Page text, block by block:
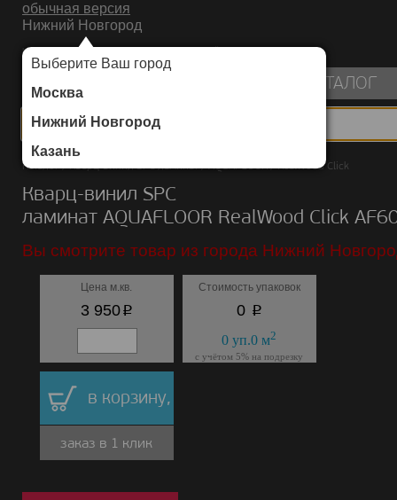
обычная версия
Нижний Новгород
Выберите Ваш город
Москва
Нижний Новгород
Казань
ИНТЕРНЕТ-МАГАЗИН НАПОЛЬНЫХ ПОКРЫТИЙ
КАТАЛОГ
Каталог/Кварц-винил SPC ламинат/AQUAFLOOR/RealWood Click
Кварц-винил SPC
ламинат AQUAFLOOR RealWood Click
Вы смотрите товар из города Нижний
Цена м.кв.
3 950p
Стоимость упаковок
0 p
0 уп.0 м2
с учётом 5% на подрезку
в корзину,
заказ в 1 клик